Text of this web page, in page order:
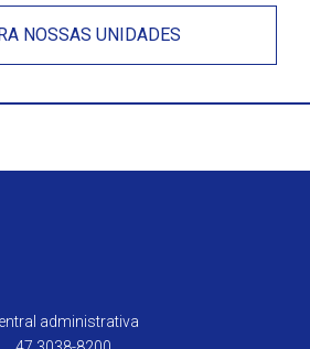
NOSSAS UNIDADES
administrativa